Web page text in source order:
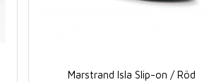
Marstrand Isla Slip-on / Röd